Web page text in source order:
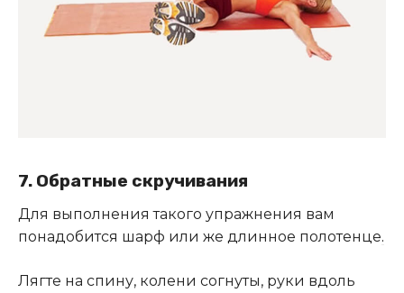
7. Обратные скручивания
Для выполнения такого упражнения вам
понадобится шарф или же длинное полотенце.
Лягте на спину, колени согнуты, руки вдоль